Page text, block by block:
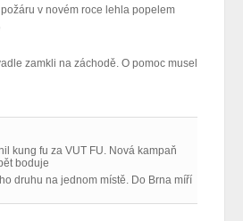
v novém roce lehla popelem
zamkli na záchodě. O pomoc musel
kung fu za VUT FU. Nová kampaň
boduje
druhu na jednom místě. Do Brna míří